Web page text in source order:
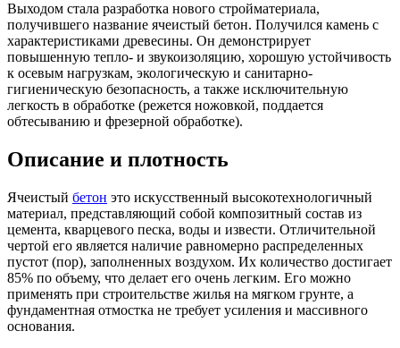
Выходом стала разработка нового стройматериала,
получившего название ячеистый бетон. Получился камень с
характеристиками древесины. Он демонстрирует
повышенную тепло- и звукоизоляцию, хорошую устойчивость
к осевым нагрузкам, экологическую и санитарно-
гигиеническую безопасность, а также исключительную
легкость в обработке (режется ножовкой, поддается
обтесыванию и фрезерной обработке).
Описание и плотность
Ячеистый бетон это искусственный высокотехнологичный
материал, представляющий собой композитный состав из
цемента, кварцевого песка, воды и извести. Отличительной
чертой его является наличие равномерно распределенных
пустот (пор), заполненных воздухом. Их количество достигает
85% по объему, что делает его очень легким. Его можно
применять при строительстве жилья на мягком грунте, а
фундаментная отмостка не требует усиления и массивного
основания.